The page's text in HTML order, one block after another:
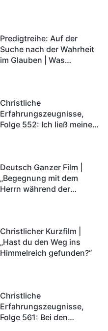
Predigtreihe: Auf der
Suche nach der Wahrheit
im Glauben | Was
Christliche
Erfahrungszeugnisse,
Folge 552: Ich ließ meine
Deutsch Ganzer Film |
„Begegnung mit dem
Herrn während der
in das Königreich Gottes
eintreten?
Christlicher Kurzfilm |
„Hast du den Weg ins
Himmelreich gefunden?“
Christliche
Erfahrungszeugnisse,
Folge 561: Bei den